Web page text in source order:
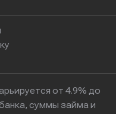
от 4.9% до
суммы займа и